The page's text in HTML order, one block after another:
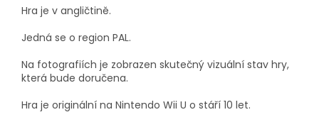
Hra je v angličtině.
Jedná se o region PAL.
Na fotografiích je zobrazen skutečný vizuální stav hry,
která bude doručena.
Hra je originální na Nintendo Wii U o stáří 10 let.